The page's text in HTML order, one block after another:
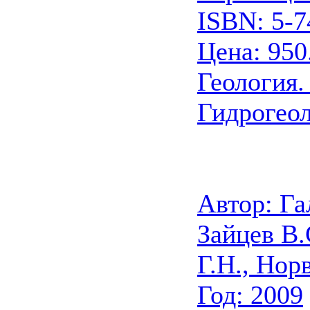
ISBN: 5-
Цена:
Автор:
Зайцев
Г.Н.,
Год: 2009